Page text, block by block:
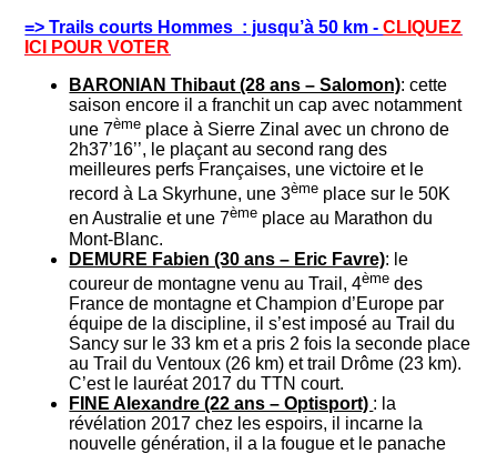
=> Trails courts Hommes : jusqu’à 50 km -CLIQUEZ
ICI POUR VOTER
BARONIAN Thibaut (28 ans – Salomon): cette
saison encore il a franchit un cap avec notamment
une 7ème place à Sierre Zinal avec un chrono de
2h37’16’’, le plaçant au second rang des
meilleures perfs Françaises, une victoire et le
record à La Skyrhune, une 3ème place sur le 50K
en Australie et une 7ème place au Marathon du
Mont-Blanc.
DEMURE Fabien (30 ans – Eric Favre): le
coureur de montagne venu au Trail, 4ème des
France de montagne et Champion d’Europe par
équipe de la discipline, il s’est imposé au Trail du
Sancy sur le 33 km et a pris 2 fois la seconde place
au Trail du Ventoux (26 km) et trail Drôme (23 km).
C’est le lauréat 2017 du TTN court.
FINE Alexandre (22 ans – Optisport) : la
révélation 2017 chez les espoirs, il incarne la
nouvelle génération, il a la fougue et le panache